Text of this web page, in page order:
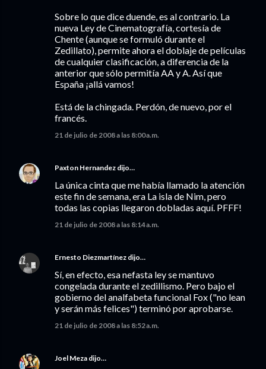
Sobre lo que dice duende, es al contrario. La
nueva Ley de Cinematografía, cortesía de
Chente (aunque se formuló durante el
Zedillato), permite ahora el doblaje de películas
de cualquier clasificación, a diferencia de la
anterior que sólo permitía AA y A. Así que
España ¡allá vamos!
Está de la chingada. Perdón, de nuevo, por el
francés.
21 de julio de 2008 a las 8:00 a.m.
Paxton Hernandez dijo…
La única cinta que me había llamado la atención
este fin de semana, era La isla de Nim, pero
todas las copias llegaron dobladas aquí. PFFF!
21 de julio de 2008 a las 8:14 a.m.
Ernesto Diezmartínez dijo…
Sí, en efecto, esa nefasta ley se mantuvo
congelada durante el zedillismo. Pero bajo el
gobierno del analfabeta funcional Fox ("no lean
y serán más felices") terminó por aprobarse.
21 de julio de 2008 a las 8:52 a.m.
Joel Meza dijo…